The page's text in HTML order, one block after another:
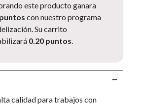
este producto ganara
con nuestro programa
Su carrito
0.20 puntos.
calidad para trabajos con